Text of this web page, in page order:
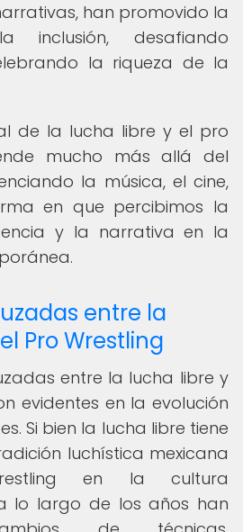
han promovido la
inclusión, desafiando
la riqueza de la
de la lucha libre y el pro
mucho más allá del
la música, el cine,
en que percibimos la
y la narrativa en la
entre la
Pro Wrestling
entre la lucha libre y
evidentes en la evolución
Si bien la lucha libre tiene
luchística mexicana
en la cultura
lo largo de los años han